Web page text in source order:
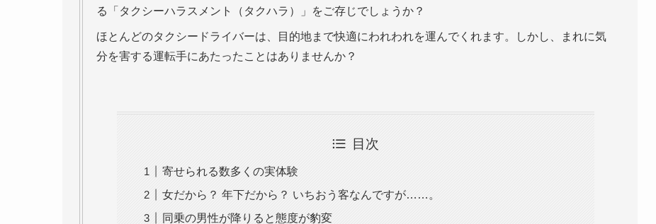
る「タクシーハラスメント（タクハラ）」をご存じでしょうか？
ほとんどのタクシードライバーは、目的地まで快適にわれわれを運んでくれます。しかし、まれに気
分を害する運転手にあたったことはありませんか？
目次
寄せられる数多くの実体験
女だから？ 年下だから？ いちおう客なんですが……。
同乗の男性が降りると態度が豹変